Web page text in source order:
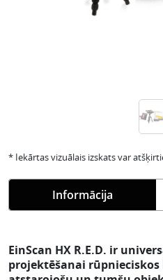
* Iekārtas vizuālais izskats var
Informācija
EinScan HX R.E.D. ir
projektēšanai